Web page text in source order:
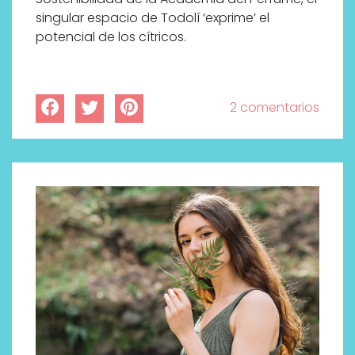
singular espacio de Todolí ‘exprime’ el
potencial de los cítricos.
2 comentarios